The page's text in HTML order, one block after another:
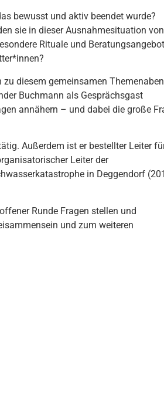
bewusst und aktiv beendet wurde?
sie in dieser Ausnahmesituation von
Rituale und
diesem gemeinsamen
Buchmann als Gesprächsgast
annähern – und dabei die große
Außerdem ist er bestellter Leiter
Leiter der
in Deggendorf
Runde Fragen stellen und
und zum weiteren